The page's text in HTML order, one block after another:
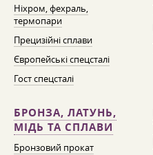
Ніхром, фехраль,
термопари
Прецизійні сплави
Європейські спецсталі
Гост спецсталі
БРОНЗА, ЛАТУНЬ,
МІДЬ ТА СПЛАВИ
Бронзовий прокат